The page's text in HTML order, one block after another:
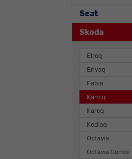
Seat
Skoda
Elroq
Enyaq
Fabia
Kamiq
Karoq
Kodiaq
Octavia
Octavia Combi